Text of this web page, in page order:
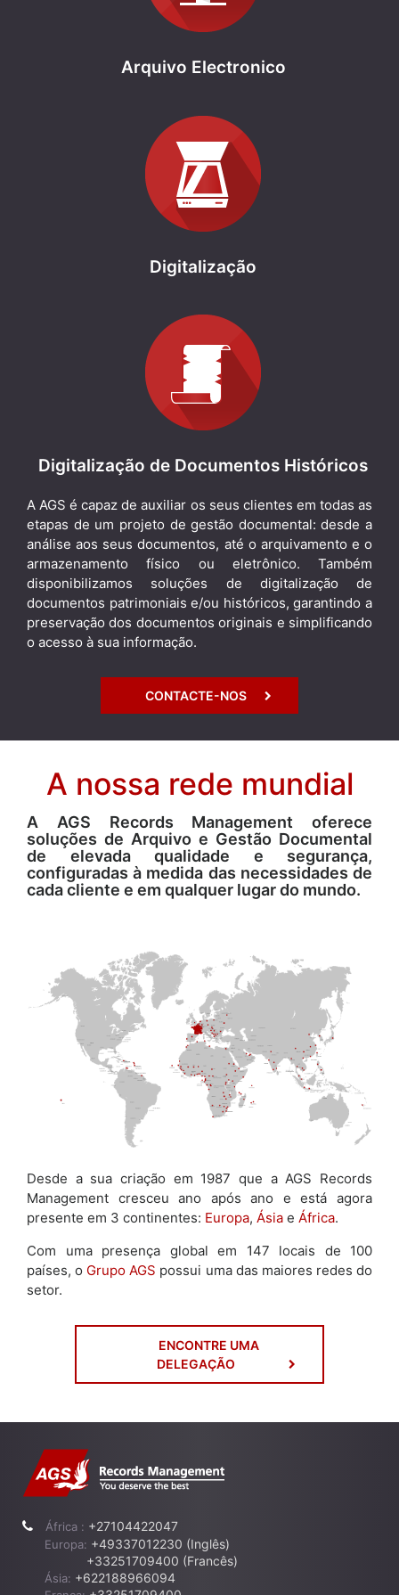
Arquivo Electronico
Digitalização
Digitalização de Documentos Históricos
A AGS é capaz de auxiliar os seus clientes em todas as
etapas de um projeto de gestão documental: desde a
análise aos seus documentos, até o arquivamento e o
armazenamento físico ou eletrônico. Também
disponibilizamos soluções de digitalização de
documentos patrimoniais e/ou históricos, garantindo a
preservação dos documentos originais e simplificando
o acesso à sua informação.
CONTACTE-NOS
A nossa rede mundial
A AGS Records Management oferece
soluções de Arquivo e Gestão Documental
de elevada qualidade e segurança,
configuradas à medida das necessidades de
cada cliente e em qualquer lugar do mundo.
Desde a sua criação em 1987 que a AGS Records
Management cresceu ano após ano e está agora
presente em 3 continentes: Europa, Ásia e África.
Com uma presença global em 147 locais de 100
países, o Grupo AGS possui uma das maiores redes do
setor.
ENCONTRE UMA
DELEGAÇÃO
África : +27104422047
Europa: +49337012230 (Inglês)
+33251709400 (Francês)
Ásia: +622188966094